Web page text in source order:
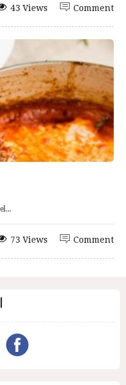
Comment
43 Views
Comment
73 Views